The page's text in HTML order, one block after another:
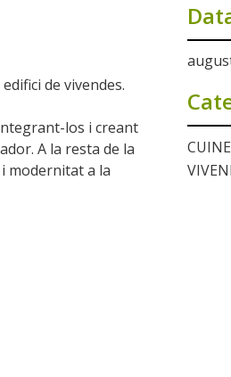
de vivendes.
los i creant
A la resta de la
modernitat a la